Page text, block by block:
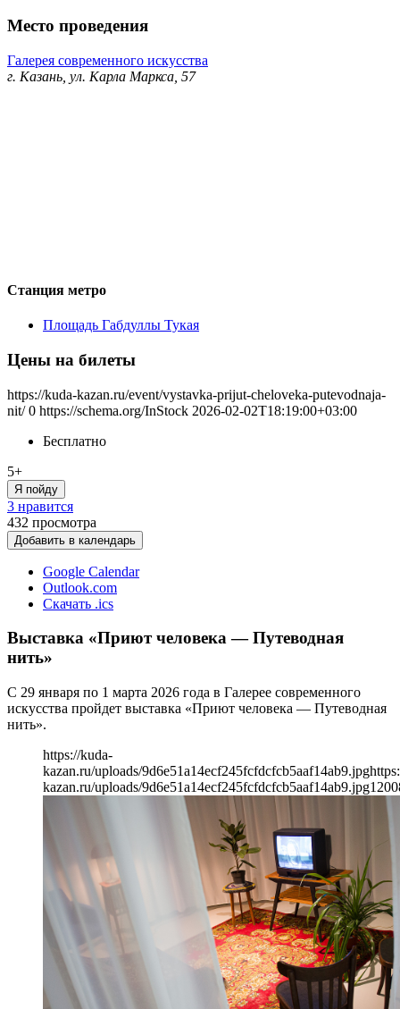
Место проведения
Галерея современного искусства
г. Казань, ул. Карла Маркса, 57
Станция метро
Площадь Габдуллы Тукая
Цены на билеты
https://kuda-kazan.ru/event/vystavka-prijut-cheloveka-putevodnaja-
nit/ 0 https://schema.org/InStock 2026-02-02T18:19:00+03:00
Бесплатно
5+
Я пойду
3 нравится
432 просмотра
Добавить в календарь
Google Calendar
Outlook.com
Скачать .ics
Выставка «Приют человека — Путеводная
нить»
С 29 января по 1 марта 2026 года в Галерее современного
искусства пройдет выставка «Приют человека — Путеводная
нить».
https://kuda-
kazan.ru/uploads/9d6e51a14ecf245fcfdcfcb5aaf14ab9.jpg
kazan.ru/uploads/9d6e51a14ecf245fcfdcfcb5aaf14ab9.jpg1200